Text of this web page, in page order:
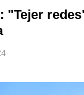
"Tejer